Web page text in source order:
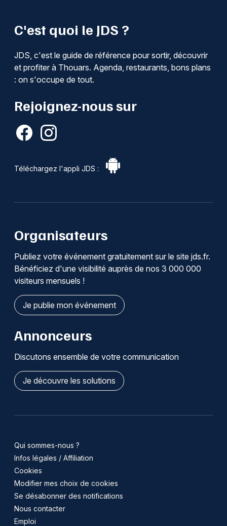
C'est quoi le JDS ?
JDS, c'est le guide de référence pour sortir, découvrir
et profiter à Thouars. Agenda, restaurants, bons plans
: on s'occupe de tout.
Rejoignez-nous sur
Téléchargez l'appli JDS :
Organisateurs
Publiez votre événement gratuitement sur le site jds.fr.
Bénéficiez d'une visibilité auprès de nos 3 000 000
visiteurs mensuels !
Je publie mon événement
Annonceurs
Discutons ensemble de votre communication
Je découvre les solutions
Qui sommes-nous ?
Infos légales / Affiliation
Cookies
Modifier mes choix de cookies
Se désabonner des notifications
Nous contacter
Emploi